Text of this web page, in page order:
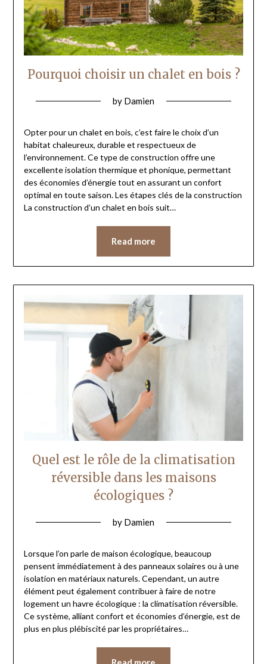
Pourquoi choisir un chalet en bois ?
by Damien
Opter pour un chalet en bois, c’est faire le choix d’un
habitat chaleureux, durable et respectueux de
l’environnement. Ce type de construction offre une
excellente isolation thermique et phonique, permettant
des économies d’énergie tout en assurant un confort
optimal en toute saison. Les étapes clés de la construction
La construction d’un chalet en bois suit…
Read more
Quel est le rôle de la climatisation
réversible dans les maisons
écologiques ?
by Damien
Lorsque l’on parle de maison écologique, beaucoup
pensent immédiatement à des panneaux solaires ou à une
isolation en matériaux naturels. Cependant, un autre
élément peut également contribuer à faire de notre
logement un havre écologique : la climatisation réversible.
Ce système, alliant confort et économies d’énergie, est de
plus en plus plébiscité par les propriétaires…